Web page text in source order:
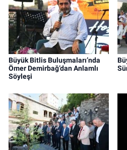
Büyük Bitlis Buluşmaları’nda
Ömer Demirbağ’dan Anlamlı
Söyleşi